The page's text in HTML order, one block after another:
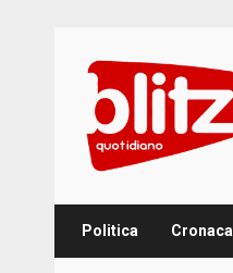
content
Politica Cronaca